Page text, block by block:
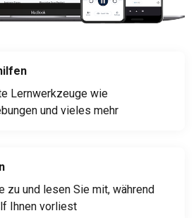
Lernwerkzeuge wie
und vieles mehr
zu und lesen Sie mit, während
Ihnen vorliest